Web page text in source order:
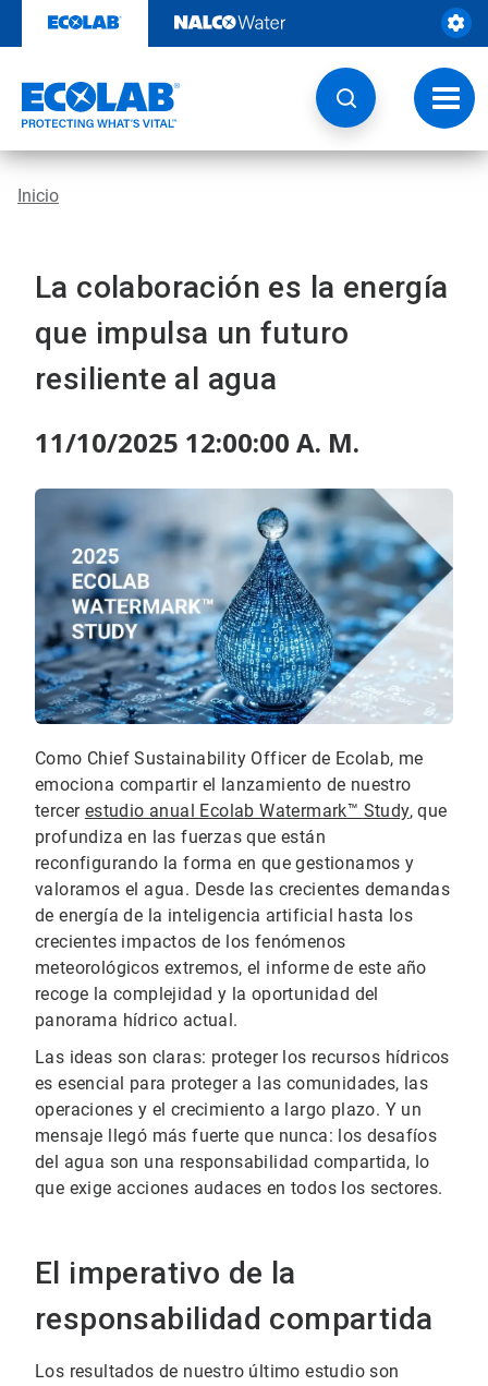
contenido
de
Inicio
La colaboración es la energía
que impulsa un futuro
resiliente al agua
11/10/2025 12:00:00 A. M.
Como Chief Sustainability Officer de Ecolab, me
emociona compartir el lanzamiento de nuestro
tercer estudio anual Ecolab Watermark™ Study, que
profundiza en las fuerzas que están
reconfigurando la forma en que gestionamos y
valoramos el agua. Desde las crecientes demandas
de energía de la inteligencia artificial hasta los
crecientes impactos de los fenómenos
meteorológicos extremos, el informe de este año
recoge la complejidad y la oportunidad del
panorama hídrico actual.
Las ideas son claras: proteger los recursos hídricos
es esencial para proteger a las comunidades, las
operaciones y el crecimiento a largo plazo. Y un
mensaje llegó más fuerte que nunca: los desafíos
del agua son una responsabilidad compartida, lo
que exige acciones audaces en todos los sectores.
El imperativo de la
responsabilidad compartida
Los resultados de nuestro último estudio son